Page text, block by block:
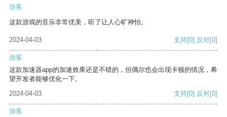
游客
这款游戏的音乐非常优美，听了让人心旷神怡。
2024-04-03 支持[0] 反对[0]
游客
这款加速器app的加速效果还是不错的，但偶尔也会出现卡顿的情况，希
望开发者能够优化一下。
2024-04-03
支持[0] 反对[0]
游客